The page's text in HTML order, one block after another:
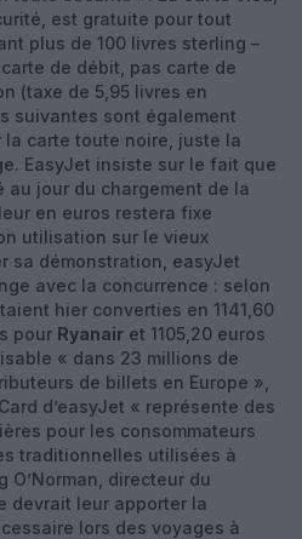
est gratuite pour tout
plus de 100 livres sterling –
de débit, pas carte de
(taxe de 5,95 livres en
suivantes sont également
carte toute noire, juste la
EasyJet insiste sur le fait que
au jour du chargement de la
en euros restera fixe
utilisation sur le vieux
sa démonstration, easyJet
avec la concurrence : selon
hier converties en 1141,60
pour Ryanair et 1105,20 euros
« dans 23 millions de
de billets en Europe »,
d’easyJet « représente des
pour les consommateurs
traditionnelles utilisées à
O’Norman, directeur du
devrait leur apporter la
lors des voyages à